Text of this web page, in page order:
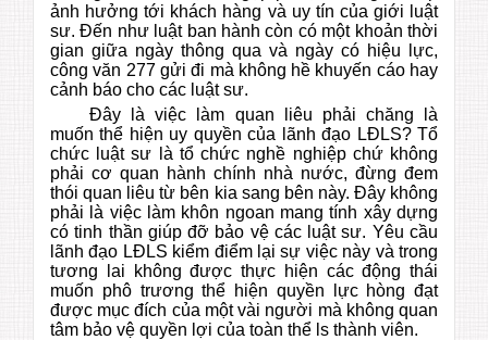
ảnh hưởng tới khách hàng và uy tín của giới luật
sư. Đến như luật ban hành còn có một khoản thời
gian giữa ngày thông qua và ngày có hiệu lực,
công văn 277 gửi đi mà không hề khuyến cáo hay
cảnh báo cho các luật sư.
Đây là việc làm quan liêu phải chăng là
muốn thể hiện uy quyền của lãnh đạo LĐLS? Tổ
chức luật sư là tổ chức nghề nghiệp chứ không
phải cơ quan hành chính nhà nước, đừng đem
thói quan liêu từ bên kia sang bên này. Đây không
phải là việc làm khôn ngoan mang tính xây dựng
có tinh thần giúp đỡ bảo vệ các luật sư. Yêu cầu
lãnh đạo LĐLS kiểm điểm lại sự việc này và trong
tương lai không được thực hiện các động thái
muốn phô trương thể hiện quyền lực hòng đạt
được mục đích của một vài người mà không quan
tâm bảo vệ quyền lợi của toàn thể ls thành viên.